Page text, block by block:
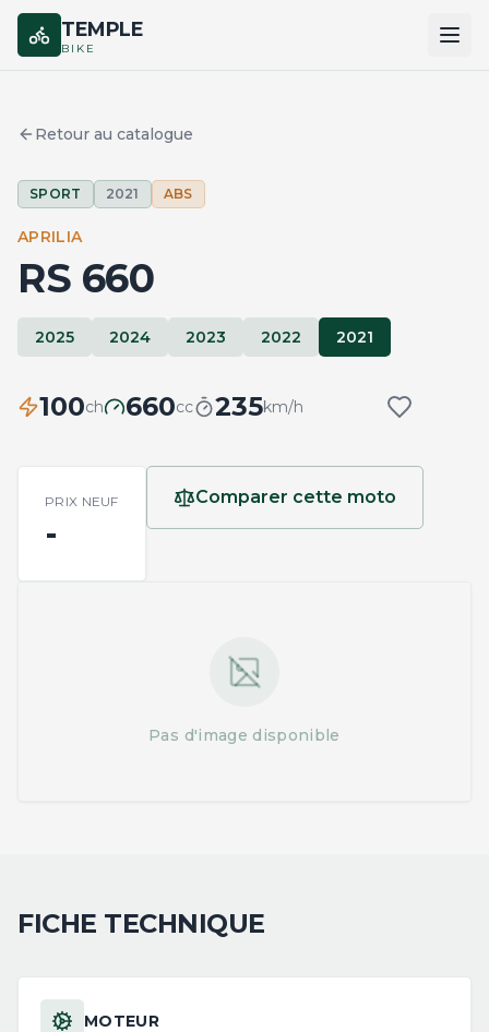
TEMPLE
BIKE
MARQUES
COMPARER
Retour au catalogue
SPORT 2021 ABS
APRILIA
RS 660
2025 2024 2023 2022 2021
100ch 660cc 235km/h
PRIX NEUF
-
Comparer cette moto
Pas d'image disponible
FICHE TECHNIQUE
MOTEUR